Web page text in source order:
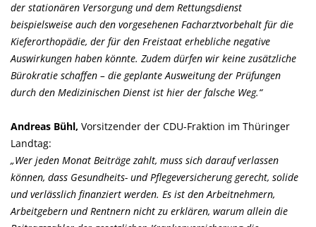
der stationären Versorgung und dem Rettungsdienst
beispielsweise auch den vorgesehenen Facharztvorbehalt für die
Kieferorthopädie, der für den Freistaat erhebliche negative
Auswirkungen haben könnte. Zudem dürfen wir keine zusätzliche
Bürokratie schaffen – die geplante Ausweitung der Prüfungen
durch den Medizinischen Dienst ist hier der falsche Weg.“
Andreas Bühl, Vorsitzender der CDU-Fraktion im Thüringer
Landtag:
Wer jeden Monat Beiträge zahlt, muss sich darauf verlassen
können, dass Gesundheits- und Pflegeversicherung gerecht, solide
und verlässlich finanziert werden. Es ist den Arbeitnehmern,
Arbeitgebern und Rentnern nicht zu erklären, warum allein die